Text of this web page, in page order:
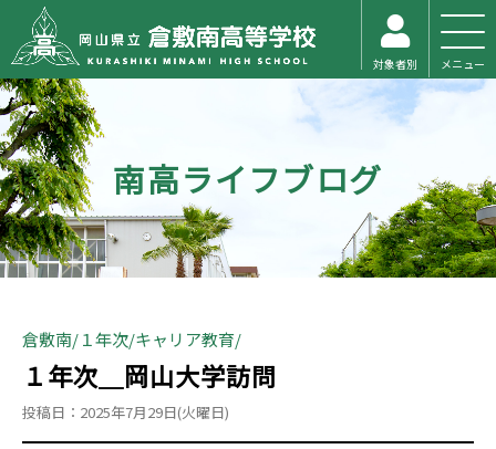
対象者別 メニュー
南高ライフブログ
倉敷南 １年次 キャリア教育
１年次＿岡山大学訪問
投稿日：2025年7月29日(火曜日)